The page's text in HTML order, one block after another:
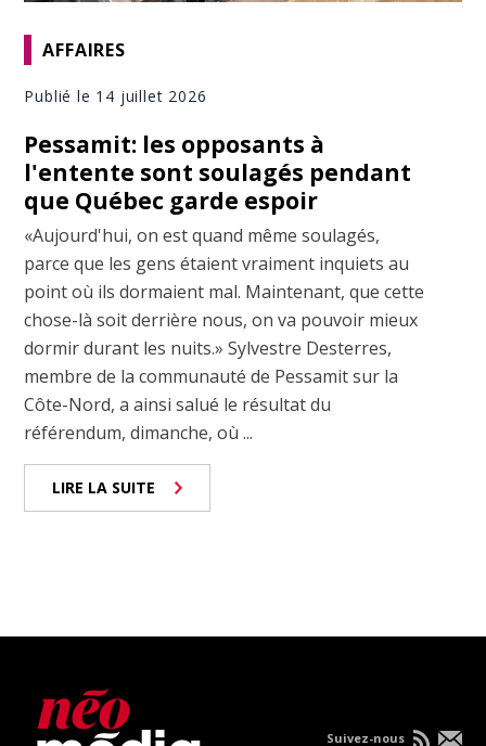
AFFAIRES
Publié le 14 juillet 2026
Pessamit: les opposants à
l'entente sont soulagés pendant
que Québec garde espoir
«Aujourd'hui, on est quand même soulagés,
parce que les gens étaient vraiment inquiets au
point où ils dormaient mal. Maintenant, que cette
chose-là soit derrière nous, on va pouvoir mieux
dormir durant les nuits.» Sylvestre Desterres,
membre de la communauté de Pessamit sur la
Côte-Nord, a ainsi salué le résultat du
référendum, dimanche, où ...
LIRE LA SUITE
Suivez-nous